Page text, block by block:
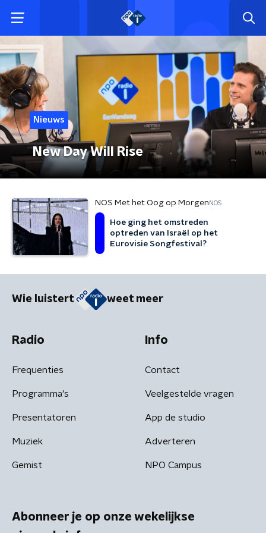
Nieuws
New Day Will Rise
NOS Met het Oog op Morgen NOS
Hoe ging het omstreden
optreden van Israël op het
Eurovisie Songfestival?
Wie luistert weet meer
Radio
Frequenties
Programma's
Presentatoren
Muziek
Gemist
Info
Contact
Veelgestelde vragen
App de studio
Adverteren
NPO Campus
Abonneer je op onze wekelijkse